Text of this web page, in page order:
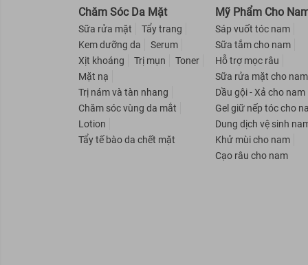
Purité By Prôvence
NARIS COSMETICS
AVATAR
Rejoice
Nuxe
SEBAMED
Beautylabo
Chăm Sóc Da Mặt
Sữa rửa mặt
Tẩy trang
Kem dưỡng da
Serum
Xịt khoáng
Trị mụn
Toner
Mặt nạ
Trị nám và tàn nhang
Chăm sóc vùng da mắt
Lotion
Tẩy tế bào da chết mặt
Mỹ Phẩm Cho
Sáp vuốt tóc nam
Sữa tắm cho nam
Hỗ trợ mọc râu
Sữa rửa mặt cho nam
Dầu gội - Xả cho nam
Gel giữ nếp tóc cho
Dung dịch vệ sinh
Khử mùi cho nam
Cạo râu cho nam